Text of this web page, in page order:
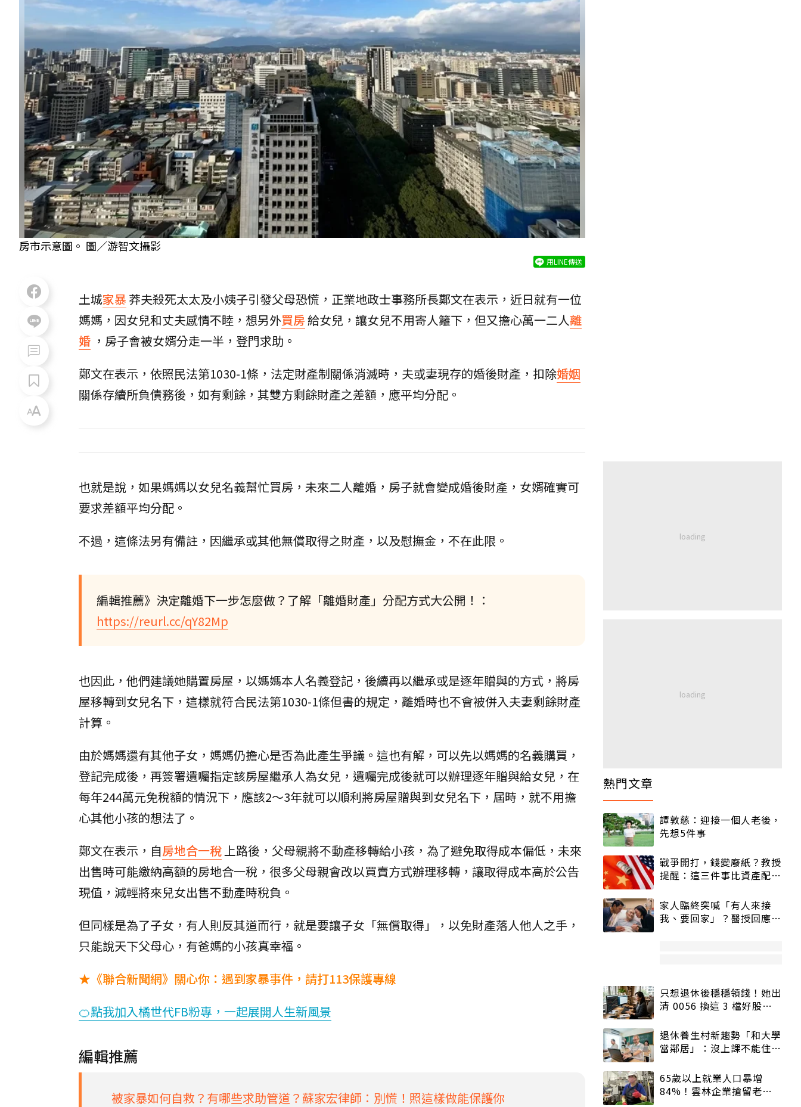
房市示意圖。 圖／游智文攝影
用LINE傳送
土城家暴 莽夫殺死太太及小姨子引發父母恐慌，正業地政士事務所長鄭文在表示，近日就有一位
媽媽，因女兒和丈夫感情不睦，想另外買房給女兒，讓女兒不用寄人籬下，但又擔心萬一二人離
婚 ，房子會被女婿分走一半，登門求助。
鄭文在表示，依照民法第1030-1條，法定財產制關係消滅時，夫或妻現存的婚後財產，扣除婚姻
關係存續所負債務後，如有剩餘，其雙方剩餘財產之差額，應平均分配。
也就是說，如果媽媽以女兒名義幫忙買房，未來二人離婚，房子就會變成婚後財產，女婿確實可
要求差額平均分配。
不過，這條法另有備註，因繼承或其他無償取得之財產，以及慰撫金，不在此限。
編輯推薦》決定離婚下一步怎麼做？了解「離婚財產」分配方式大公開！：
https://reurl.cc/qY82Mp
也因此，他們建議她購置房屋，以媽媽本人名義登記，後續再以繼承或是逐年贈與的方式，將房
屋移轉到女兒名下，這樣就符合民法第1030-1條但書的規定，離婚時也不會被併入夫妻剩餘財產
計算。
由於媽媽還有其他子女，媽媽仍擔心是否為此產生爭議。這也有解，可以先以媽媽的名義購買，
登記完成後，再簽署遺囑指定該房屋繼承人為女兒，遺囑完成後就可以辦理逐年贈與給女兒，在
每年244萬元免稅額的情況下，應該2～3年就可以順利將房屋贈與到女兒名下，屆時，就不用擔
心其他小孩的想法了。
鄭文在表示，自房地合一稅上路後，父母親將不動產移轉給小孩，為了避免取得成本偏低，未來
出售時可能繳納高額的房地合一稅，很多父母親會改以買賣方式辦理移轉，讓取得成本高於公告
現值，減輕將來兒女出售不動產時稅負。
但同樣是為了子女，有人則反其道而行，就是要讓子女「無償取得」，以免財產落人他人之手，
只能說天下父母心，有爸媽的小孩真幸福。
★《聯合新聞網》關心你：遇到家暴事件，請打113保護專線
🍊點我加入橘世代FB粉專，一起展開人生新風景
編輯推薦
被家暴如何自救？有哪些求助管道？蘇家宏律師：別慌！照這樣做能保護你
熱門文章
譚敦慈：迎接一個人老後，
先想5件事
戰爭開打，錢變廢紙？教授
提醒：這三件事比資產配置
家人臨終突喊「有人來接
我、要回家」？醫授回應方
只想退休後穩穩領錢！她出
清 0056 換這 3 檔好股：
退休養生村新趨勢「和大學
當鄰居」：沒上課不能住、
65歲以上就業人口暴增
84%！雲林企業搶留老員